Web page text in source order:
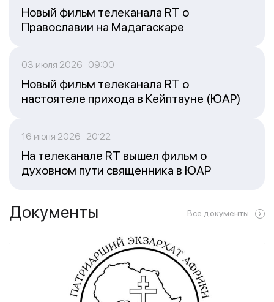
Новый фильм телеканала RT о
Православии на Мадагаскаре
03 июля 2026 09:00
Новый фильм телеканала RT о
настоятеле прихода в Кейптауне (ЮАР)
16 июня 2026 20:22
На телеканале RT вышел фильм о
духовном пути священника в ЮАР
Документы Все документы